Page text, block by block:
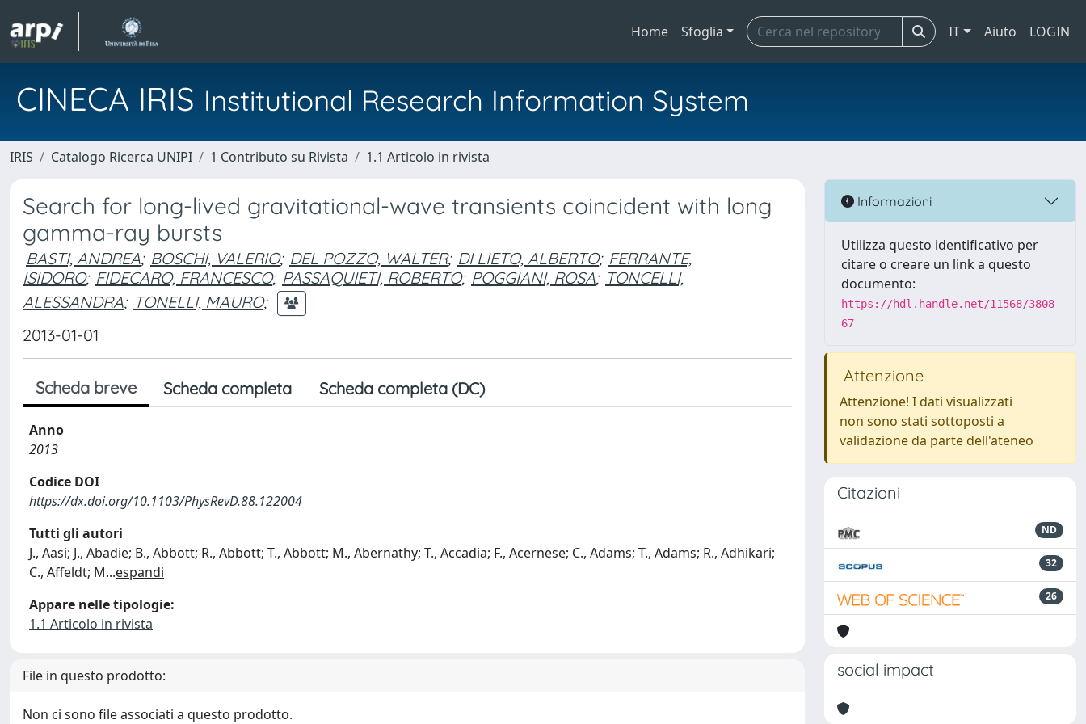
Home Sfoglia IT Aiuto LOGIN
CINECA IRIS Institutional Research Information System
IRIS Catalogo Ricerca UNIPI 1 Contributo su Rivista 1.1 Articolo in rivista
Search for long-lived gravitational-wave transients coincident with long
gamma-ray bursts
BASTI, ANDREA; BOSCHI, VALERIO; DEL POZZO, WALTER; DI LIETO, ALBERTO; FERRANTE,
ISIDORO; FIDECARO, FRANCESCO; PASSAQUIETI, ROBERTO; POGGIANI, ROSA; TONCELLI,
ALESSANDRA; TONELLI, MAURO;
2013-01-01
Scheda breve Scheda completa Scheda completa (DC)
Anno
2013
Codice DOI
https://dx.doi.org/10.1103/PhysRevD.88.122004
Tutti gli autori
J., Aasi; J., Abadie; B., Abbott; R., Abbott; T., Abbott; M., Abernathy; T., Accadia; F., Acernese; C., Adams; T., Adams; R., Adhikari;
C., Affeldt; M...espandi
Appare nelle tipologie:
1.1 Articolo in rivista
File in questo prodotto:
Non ci sono file associati a questo prodotto.
Informazioni
Utilizza questo identificativo per
citare o creare un link a questo
documento:
https://hdl.handle.net/11568/3808
67
Attenzione
Attenzione! I dati visualizzati
non sono stati sottoposti a
validazione da parte dell'ateneo
Citazioni
ND
32
26
social impact